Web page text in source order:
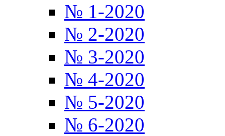
№ 1-2020
№ 2-2020
№ 3-2020
№ 4-2020
№ 5-2020
№ 6-2020